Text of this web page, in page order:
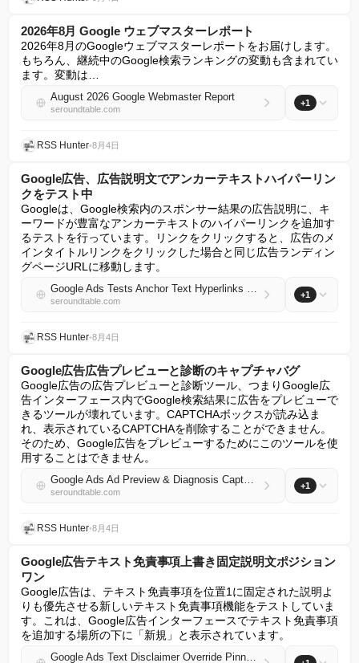
2026年8月 Google ウェブマスターレポート
2026年8月のGoogleウェブマスターレポートをお届けします。
もちろん、継続中のGoogle検索ランキングの変動も含まれてい
ます。変動は…
August 2026 Google Webmaster Report
seroundtable.com
+1
RSS Hunter•8月4日
Google広告、広告説明文でアンカーテキストハイパーリン
クをテスト中
Googleは、Google検索内のスポンサー結果の広告説明に、キ
ーワードが豊富なアンカーテキストのハイパーリンクを追加す
るテストを行っています。リンクをクリックすると、広告のメ
インタイトルリンクをクリックした場合と同じ広告ランディン
グページURLに移動します。
Google Ads Tests Anchor Text Hyperlinks In Ad Descriptions
seroundtable.com
+1
RSS Hunter•8月4日
Google広告広告プレビューと診断のキャプチャバグ
Google広告の広告プレビューと診断ツール、つまりGoogle広
告インターフェース内でGoogle検索結果に広告をプレビューで
きるツールが壊れています。CAPTCHAボックスが読み込ま
れ、表示されているCAPTCHAを削除することができません。
そのため、Google広告をプレビューするためにこのツールを使
用することはできません。
Google Ads Ad Preview & Diagnosis Captcha Bug
seroundtable.com
+1
RSS Hunter•8月4日
Google広告テキスト免責事項上書き固定説明文ポジション
ワン
Google広告は、テキスト免責事項を位置1に固定された説明よ
りも優先させる新しいテキスト免責事項機能をテストしていま
す。これは、Google広告インターフェースでテキスト免責事項
を追加する場所の下に「新規」と表示されています。
Google Ads Text Disclaimer Override Pinned Descriptions Position One